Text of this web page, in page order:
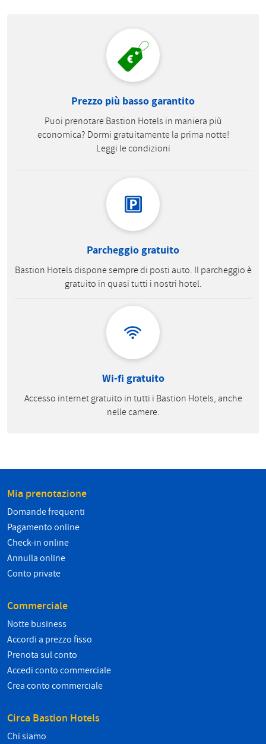
Prezzo più basso garantito
Puoi prenotare Bastion Hotels in maniera più
economica? Dormi gratuitamente la prima notte!
Leggi le condizioni
Parcheggio gratuito
Bastion Hotels dispone sempre di posti auto. Il parcheggio è
gratuito in quasi tutti i nostri hotel.
Wi-fi gratuito
Accesso internet gratuito in tutti i Bastion Hotels, anche
nelle camere.
Mia prenotazione
Domande frequenti
Pagamento online
Check-in online
Annulla online
Conto private
Commerciale
Notte business
Accordi a prezzo fisso
Prenota sul conto
Accedi conto commerciale
Crea conto commerciale
Circa Bastion Hotels
Chi siamo